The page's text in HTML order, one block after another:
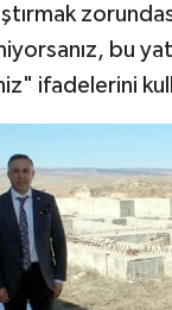
bu
ifadelerini